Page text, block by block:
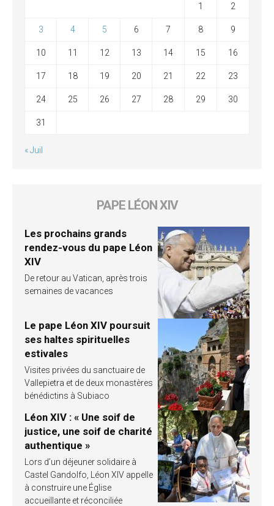
1 2
3 4 5 6 7 8 9
10 11 12 13 14 15 16
17 18 19 20 21 22 23
24 25 26 27 28 29 30
31
« Juil
PAPE LÉON XIV
Les prochains grands
rendez-vous du pape Léon
XIV
De retour au Vatican, après trois
semaines de vacances
Le pape Léon XIV poursuit
ses haltes spirituelles
estivales
Visites privées du sanctuaire de
Vallepietra et de deux monastères
bénédictins à Subiaco
Léon XIV : « Une soif de
justice, une soif de charité
authentique »
Lors d’un déjeuner solidaire à
Castel Gandolfo, Léon XIV appelle
à construire une Église
accueillante et réconciliée